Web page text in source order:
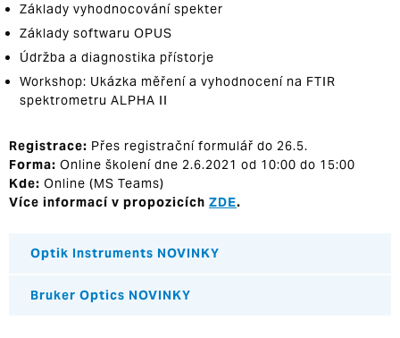
Základy vyhodnocování spekter
Základy softwaru OPUS
Údržba a diagnostika přístorje
Workshop: Ukázka měření a vyhodnocení na FTIR
spektrometru ALPHA II
Registrace: Přes registrační formulář do 26.5.
Forma: Online školení dne 2.6.2021 od 10:00 do 15:00
Kde: Online (MS Teams)
Více informací v propozicích ZDE.
Optik Instruments NOVINKY
Bruker Optics NOVINKY